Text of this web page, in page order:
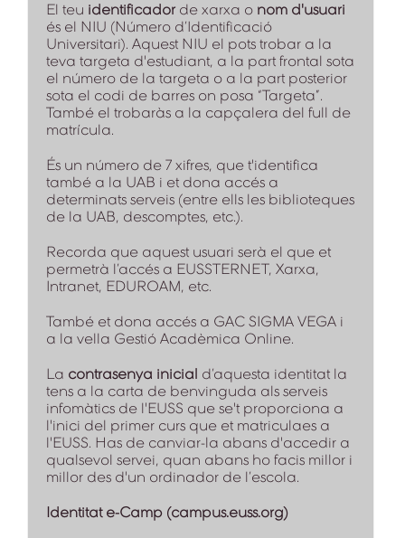
El teu identificador de xarxa o nom d'usuari
és el NIU (Número d’Identificació
Universitari). Aquest NIU el pots trobar a la
teva targeta d'estudiant, a la part frontal sota
el número de la targeta o a la part posterior
sota el codi de barres on posa “Targeta”.
També el trobaràs a la capçalera del full de
matrícula.
És un número de 7 xifres, que t'identifica
també a la UAB i et dona accés a
determinats serveis (entre ells les biblioteques
de la UAB, descomptes, etc.).
Recorda que aquest usuari serà el que et
permetrà l’accés a EUSSTERNET, Xarxa,
Intranet, EDUROAM, etc.
També et dona accés a GAC SIGMA VEGA i
a la vella Gestió Acadèmica Online.
La contrasenya inicial d’aquesta identitat la
tens a la carta de benvinguda als serveis
infomàtics de l'EUSS que se't proporciona a
l'inici del primer curs que et matriculaes a
l'EUSS. Has de canviar-la abans d'accedir a
qualsevol servei, quan abans ho facis millor i
millor des d'un ordinador de l’escola.
Identitat e-Camp (campus.euss.org)